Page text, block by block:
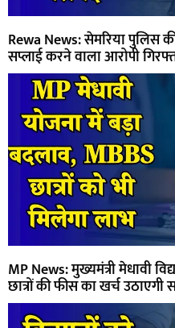
Rewa News: सेमरिया पुलिस की
सप्लाई करने वाला आरोपी
MP News: मुख्यमंत्री मेधावी
छात्रों की फीस का खर्च उठाएगी